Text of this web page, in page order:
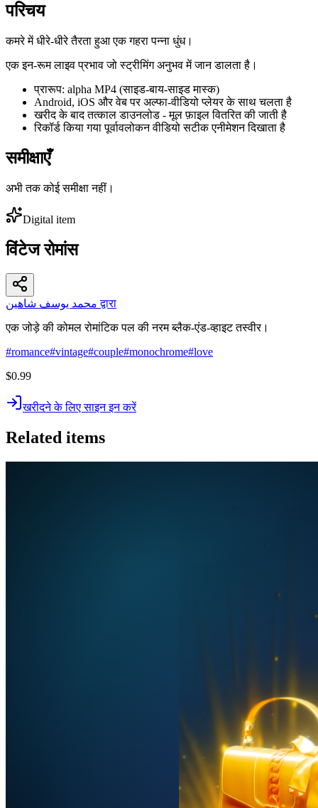
परिचय
कमरे में धीरे-धीरे तैरता हुआ एक गहरा पन्ना धुंध।
एक इन-रूम लाइव प्रभाव जो स्ट्रीमिंग अनुभव में जान डालता है।
प्रारूप: alpha MP4 (साइड-बाय-साइड मास्क)
Android, iOS और वेब पर अल्फा-वीडियो प्लेयर के साथ चलता है
खरीद के बाद तत्काल डाउनलोड - मूल फ़ाइल वितरित की जाती है
रिकॉर्ड किया गया पूर्वावलोकन वीडियो सटीक एनीमेशन दिखाता है
समीक्षाएँ
अभी तक कोई समीक्षा नहीं।
Digital item
विंटेज रोमांस
محمد يوسف شاهين द्वारा
एक जोड़े की कोमल रोमांटिक पल की नरम ब्लैक-एंड-व्हाइट तस्वीर।
#romance#vintage#couple#monochrome#love
$0.99
खरीदने के लिए साइन इन करें
Related items